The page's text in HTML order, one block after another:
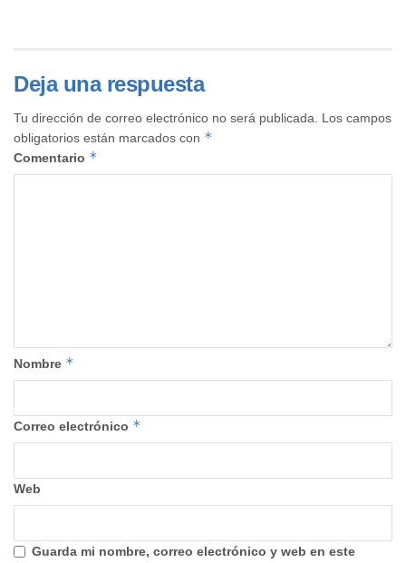
Deja una respuesta
Tu dirección de correo electrónico no será publicada.
Los campos
obligatorios están marcados con *
Comentario *
Nombre *
Correo electrónico *
Web
Guarda mi nombre, correo electrónico y web en este